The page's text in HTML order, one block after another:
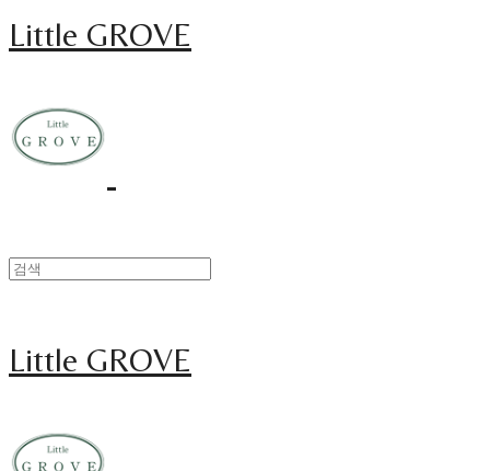
Little GROVE
Little GROVE